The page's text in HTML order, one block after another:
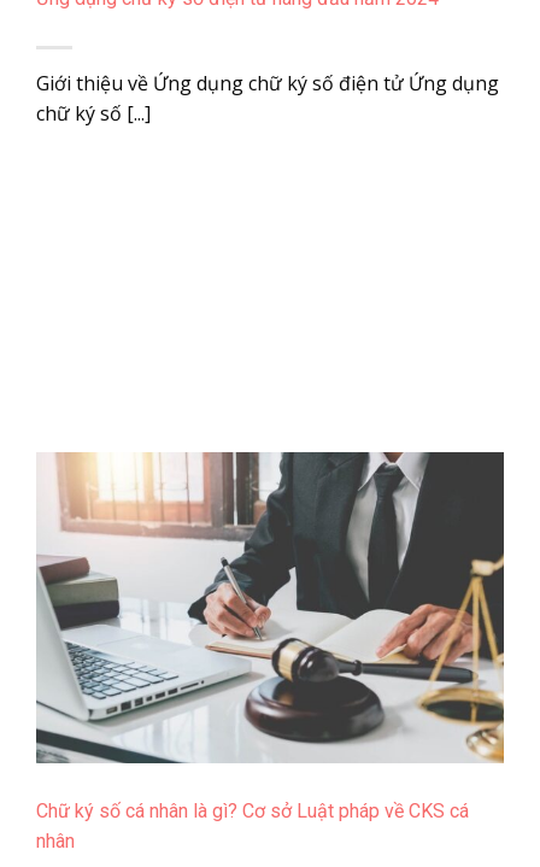
Giới thiệu về Ứng dụng chữ ký số điện tử Ứng dụng
chữ ký số [...]
Chữ ký số cá nhân là gì? Cơ sở Luật pháp về CKS cá
nhân